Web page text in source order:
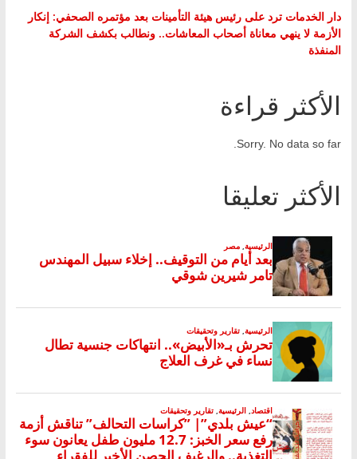
دار الخدمات ترد على رئيس هيئة التأمينات بعد مؤتمره الصحفي: إنكار
الأزمة لا ينهي معاناة أصحاب المعاشات.. ونطالب بكشف الشركة
المنفذة
الأكثر قراءة
Sorry. No data so far.
الأكثر تعليقا